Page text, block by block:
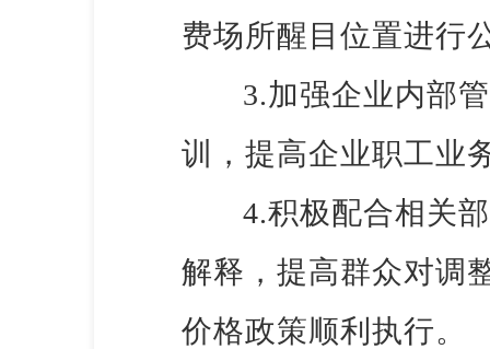
费场所醒目位置进行
3.加强企业内部
训，提高企业职工业
4.积极配合相关
解释，提高群众对调
价格政策顺利执行。